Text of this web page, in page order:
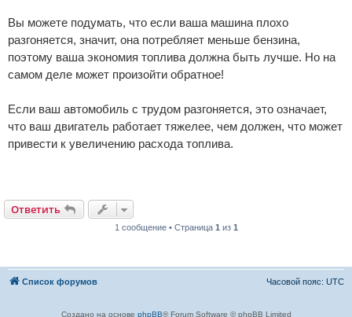
Вы можете подумать, что если ваша машина плохо
разгоняется, значит, она потребляет меньше бензина,
поэтому ваша экономия топлива должна быть лучше. Но на
самом деле может произойти обратное!
Если ваш автомобиль с трудом разгоняется, это означает,
что ваш двигатель работает тяжелее, чем должен, что может
привести к увеличению расхода топлива.
Ответить
1 сообщение • Страница 1 из 1
Список форумов Часовой пояс: UTC
Создано на основе phpBB® Forum Software © phpBB Limited